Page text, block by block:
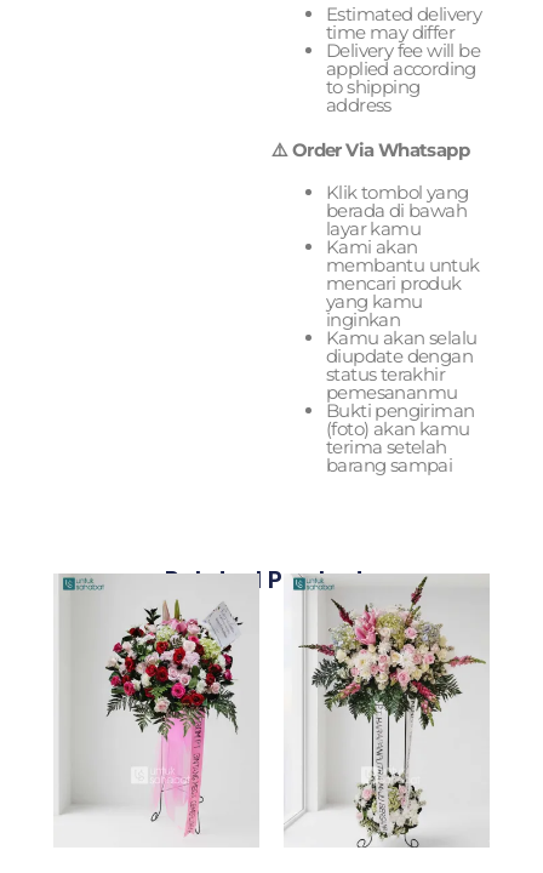
Estimated delivery
time may differ
Delivery fee will be
applied according
to shipping
address
⚠️ Order Via Whatsapp
Klik tombol yang
berada di bawah
layar kamu
Kami akan
membantu untuk
mencari produk
yang kamu
inginkan
Kamu akan selalu
diupdate dengan
status terakhir
pemesananmu
Bukti pengiriman
(foto) akan kamu
terima setelah
barang sampai
Related Products